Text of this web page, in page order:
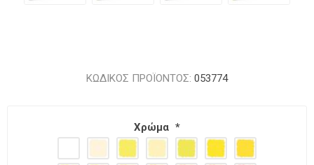
ΚΩΔΙΚΟΣ ΠΡΟΪΟΝΤΟΣ: 053774
Χρώμα *